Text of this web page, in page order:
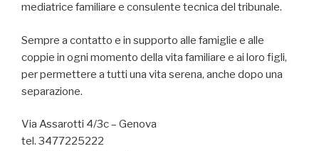
mediatrice familiare e consulente tecnica del tribunale.
Sempre a contatto e in supporto alle famiglie e alle
coppie in ogni momento della vita familiare e ai loro figli,
per permettere a tutti una vita serena, anche dopo una
separazione.
Via Assarotti 4/3c – Genova
tel. 3477225222